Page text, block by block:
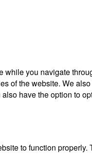
you navigate
of the website. We
have the option to
to function